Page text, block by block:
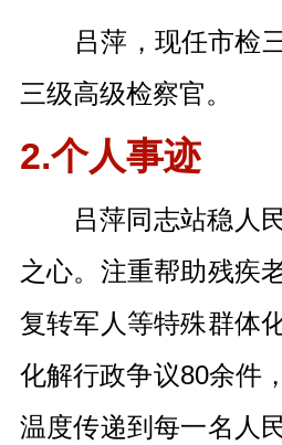
吕萍，现任市检
三级高级检察官。
2.个人事迹
吕萍同志站稳人
之心。注重帮助残疾
复转军人等特殊群体
化解行政争议80余件
温度传递到每一名人